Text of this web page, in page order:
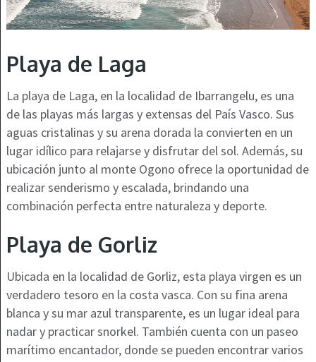
Playa de Laga
La playa de Laga, en la localidad de Ibarrangelu, es una
de las playas más largas y extensas del País Vasco. Sus
aguas cristalinas y su arena dorada la convierten en un
lugar idílico para relajarse y disfrutar del sol. Además, su
ubicación junto al monte Ogono ofrece la oportunidad de
realizar senderismo y escalada, brindando una
combinación perfecta entre naturaleza y deporte.
Playa de Gorliz
Ubicada en la localidad de Gorliz, esta playa virgen es un
verdadero tesoro en la costa vasca. Con su fina arena
blanca y su mar azul transparente, es un lugar ideal para
nadar y practicar snorkel. También cuenta con un paseo
marítimo encantador, donde se pueden encontrar varios